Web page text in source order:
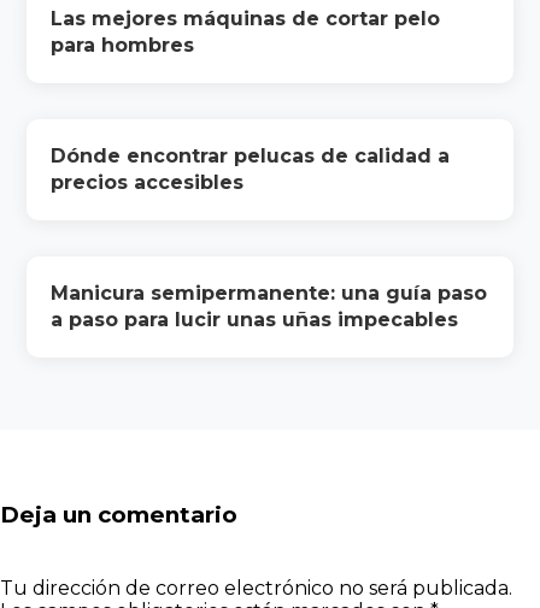
Las mejores máquinas de cortar pelo
para hombres
Dónde encontrar pelucas de calidad a
precios accesibles
Manicura semipermanente: una guía paso
a paso para lucir unas uñas impecables
Deja un comentario
Tu dirección de correo electrónico no será publicada.